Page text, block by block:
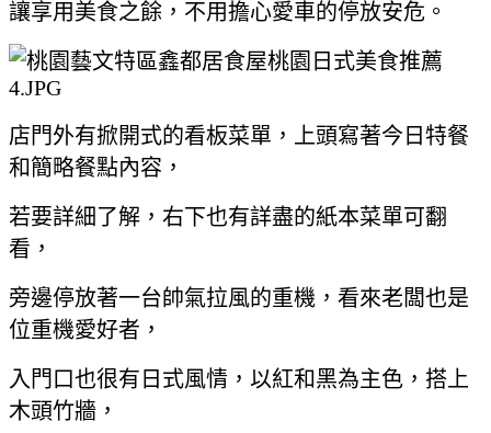
讓享用美食之餘，不用擔心愛車的停放安危。
店門外有掀開式的看板菜單，上頭寫著今日特餐
和簡略餐點內容，
若要詳細了解，右下也有詳盡的紙本菜單可翻
看，
旁邊停放著一台帥氣拉風的重機，看來老闆也是
位重機愛好者，
入門口也很有日式風情，以紅和黑為主色，搭上
木頭竹牆，